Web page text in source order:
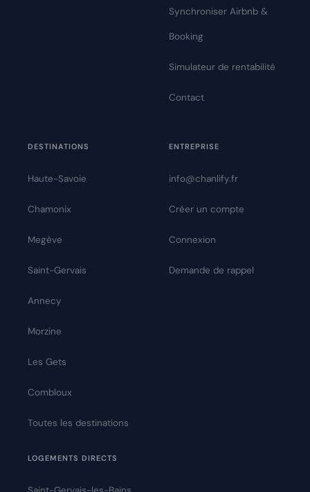
Synchroniser Airbnb &
Booking
Simulateur de rentabilité
Contact
DESTINATIONS
Haute-Savoie
Chamonix
Megève
Saint-Gervais
Annecy
Morzine
Les Gets
Combloux
Toutes les destinations
LOGEMENTS DIRECTS
ENTREPRISE
info@chanlify.fr
Créer un compte
Connexion
Demande de rappel